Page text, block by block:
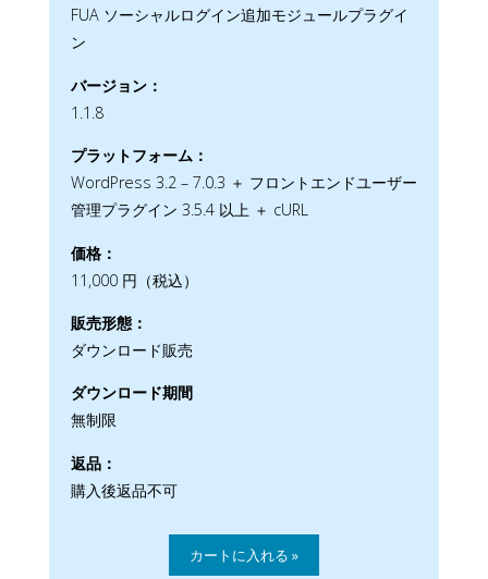
FUA ソーシャルログイン追加モジュールプラグイ
ン
バージョン：
1.1.8
プラットフォーム：
WordPress 3.2 – 7.0.3 ＋ フロントエンドユーザー
管理プラグイン 3.5.4 以上 ＋ cURL
価格：
11,000 円（税込）
販売形態：
ダウンロード販売
ダウンロード期間
無制限
返品：
購入後返品不可